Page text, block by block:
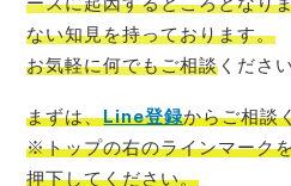
ない知見を持っております。
お気軽に何でもご相談 くださ
まずは、Line登録からご相談
※トップの右のラインマーク
押下してください。